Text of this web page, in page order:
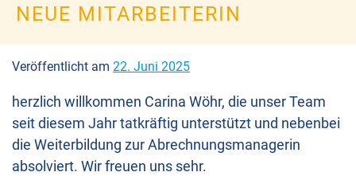
NEUE MITARBEITERIN
Veröffentlicht am 22. Juni 2025
herzlich willkommen Carina Wöhr, die unser Team
seit diesem Jahr tatkräftig unterstützt und nebenbei
die Weiterbildung zur Abrechnungsmanagerin
absolviert. Wir freuen uns sehr.